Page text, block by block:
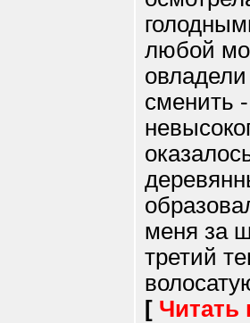
любой
сменить
меня за
третий
[ Читать